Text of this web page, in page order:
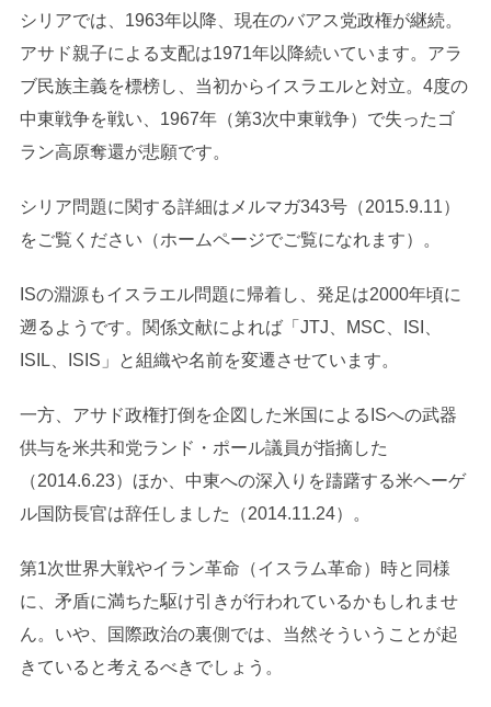
シリアでは、1963年以降、現在のバアス党政権が継続。
アサド親子による支配は1971年以降続いています。アラ
ブ民族主義を標榜し、当初からイスラエルと対立。4度の
中東戦争を戦い、1967年（第3次中東戦争）で失ったゴ
ラン高原奪還が悲願です。
シリア問題に関する詳細はメルマガ343号（2015.9.11）
をご覧ください（ホームページでご覧になれます）。
ISの淵源もイスラエル問題に帰着し、発足は2000年頃に
遡るようです。関係文献によれば「JTJ、MSC、ISI、
ISIL、ISIS」と組織や名前を変遷させています。
一方、アサド政権打倒を企図した米国によるISへの武器
供与を米共和党ランド・ポール議員が指摘した
（2014.6.23）ほか、中東への深入りを躊躇する米ヘーゲ
ル国防長官は辞任しました（2014.11.24）。
第1次世界大戦やイラン革命（イスラム革命）時と同様
に、矛盾に満ちた駆け引きが行われているかもしれませ
ん。いや、国際政治の裏側では、当然そういうことが起
きていると考えるべきでしょう。